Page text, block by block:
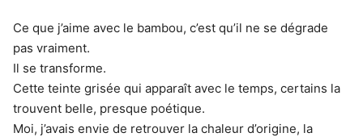
Ce que j’aime avec le bambou, c’est qu’il ne se dégrade
pas vraiment.
Il se transforme.
Cette teinte grisée qui apparaît avec le temps, certains la
trouvent belle, presque poétique.
Moi, j’avais envie de retrouver la chaleur d’origine, la